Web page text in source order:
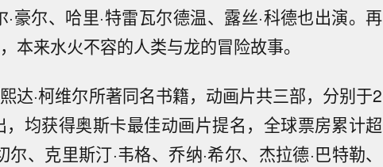
豪尔、哈里·特雷瓦尔德温、露丝·科德也出演。再
本来水火不容的人类与龙的冒险故事。
达·柯维尔所著同名书籍，动画片共三部，分别于2
均获得奥斯卡最佳动画片提名，全球票房累计超
、克里斯汀·韦格、乔纳·希尔、杰拉德·巴特勒、